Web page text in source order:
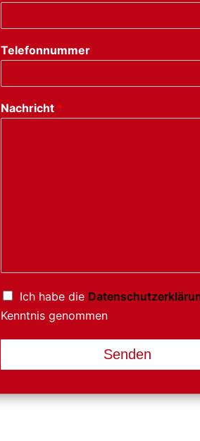
Telefonnummer
Nachricht *
Ich habe die
Kenntnis genommen
Senden